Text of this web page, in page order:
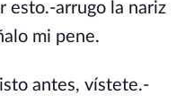
esto.-arrugo la nariz
mi pene.
antes, vístete.-